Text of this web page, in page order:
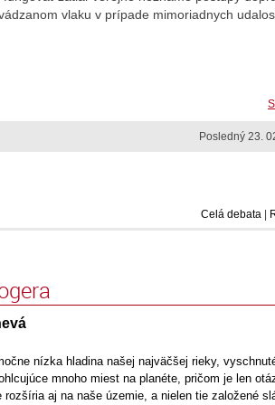
vlaku v prípade mimoriadnych
Posledný 23.
Celá debata
nízka hladina našej najväčšej rieky,
mnoho miest na planéte, pričom je len
aj na naše územie, a nielen tie založené